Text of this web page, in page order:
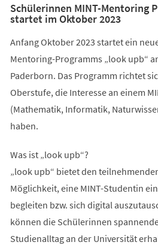
Schülerinnen MINT-Mentoring
startet im Oktober 2023
Anfang Oktober 2023 startet ein
Mentoring-Programms „look upb“
Paderborn. Das Programm richtet
Oberstufe, die Interesse an einem
(Mathematik, Informatik,
haben.
Was ist „look upb“?
„look upb“ bietet den
Möglichkeit, eine MINT-Studentin
begleiten bzw. sich digital
können die Schülerinnen
Studienalltag an der Universität